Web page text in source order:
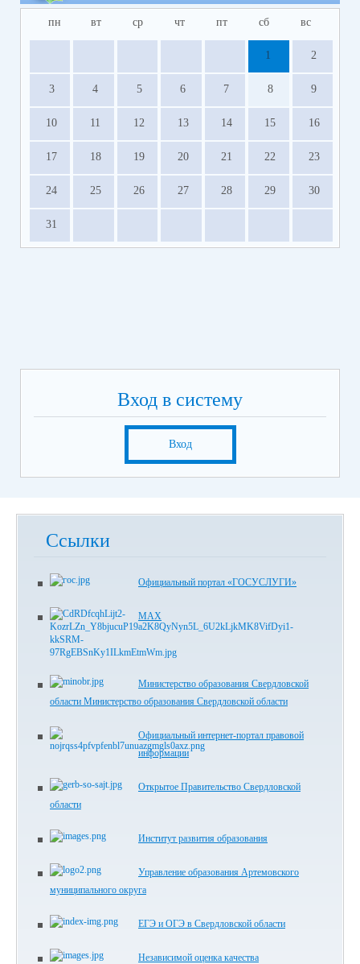
пн вт ср чт пт сб вс
1 2
3 4 5 6 7 8 9
10 11 12 13 14 15 16
17 18 19 20 21 22 23
24 25 26 27 28 29 30
31
Вход в систему
Вход
Ссылки
Официальный портал «ГОСУСЛУГИ»
MAX
Министерство образования Свердловской
области Министерство образования Свердловской области
Официальный интернет-портал правовой
информации
Открытое Правительство Свердловской
области
Институт развития образования
Управление образования Артемовского
муниципального округа
ЕГЭ и ОГЭ в Свердловской области
Независимой оценка качества